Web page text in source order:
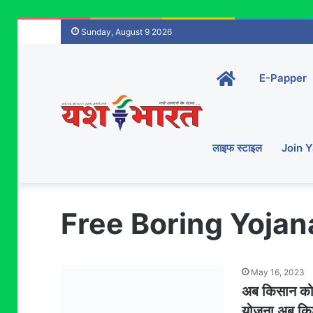
Sunday, August 9 2026
Home-
main
E-Papper
लाइफ स्टाइल Join
Free Boring
May 16, 2023
अब किसान को